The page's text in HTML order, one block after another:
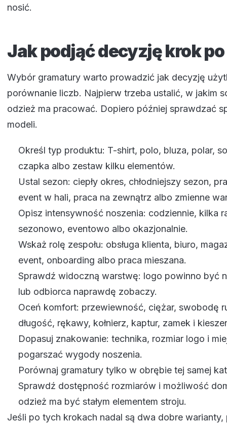
nosić.
Jak podjąć decyzję krok
Wybór gramatury warto prowadzić jak decyzję
porównanie liczb. Najpierw trzeba ustalić, w jakim
odzież ma pracować. Dopiero później sprawdzać
modeli.
Określ typ produktu: T-shirt, polo, bluza, polar,
czapka albo zestaw kilku elementów.
Ustal sezon: ciepły okres, chłodniejszy sezon,
event w hali, praca na zewnątrz albo zmienne
Opisz intensywność noszenia: codziennie, kilka
sezonowo, eventowo albo okazjonalnie.
Wskaż rolę zespołu: obsługa klienta, biuro,
event, onboarding albo praca mieszana.
Sprawdź widoczną warstwę: logo powinno być
lub odbiorca naprawdę zobaczy.
Oceń komfort: przewiewność, ciężar, swobodę
długość, rękawy, kołnierz, kaptur, zamek i
Dopasuj znakowanie: technika, rozmiar logo i
pogarszać wygody noszenia.
Porównaj gramatury tylko w obrębie tej samej
Sprawdź dostępność rozmiarów i możliwość
odzież ma być stałym elementem stroju.
Jeśli po tych krokach nadal są dwa dobre warianty,